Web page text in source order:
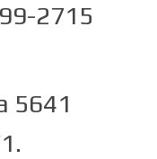
2715
5641